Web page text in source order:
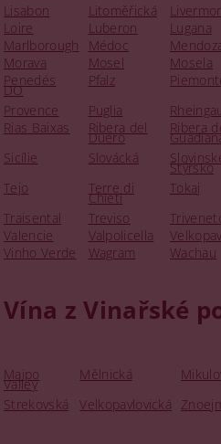
Lisabon Litoměřická
Loire
Luberon Lugana
Marlborough
Médoc
Morava
Mosel Mosela
Penedés
DO
Pfalz
Provence
Puglia
Rias Baixas
Ribera del
Duero
Ribera
Sicílie
Slovácká
Štýrsko
Tejo
Terre di
Chieti
Tokaj
Traisental
Treviso
Valencie
Valpolicella
Vinho Verde
Wagram Wachau
Vína z Vinařské
Maipo
Valley
Mělnická
Strekovská
Velkopavlovická